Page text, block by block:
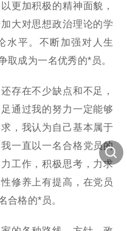
更加积极的精神面貌，
大对思想政治理论的学
水平。不断加强对人生
取成为一名优秀的*员。
存在不少缺点和不足，
通过我的努力一定能够
，我认为自己基本属于
一直以一名合格党员的
工作，积极思考，力求
修养上有提高，在党员
合格的*员。